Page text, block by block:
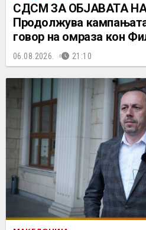
СДСМ ЗА ОБЈАВАТА
Продолжува
говор на омраза кон
06.08.2026. 21:10